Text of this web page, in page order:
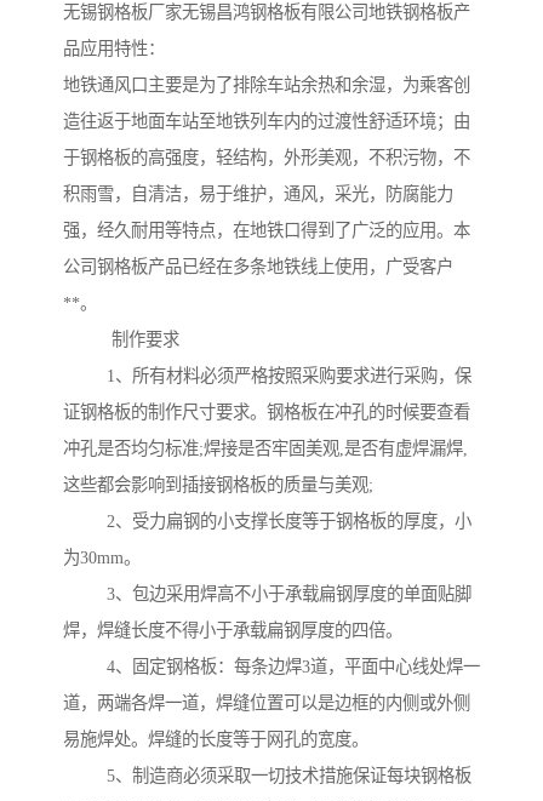
无锡钢格板厂家无锡昌鸿钢格板有限公司地铁钢格板产
品应用特性：
地铁通风口主要是为了排除车站余热和余湿，为乘客创
造往返于地面车站至地铁列车内的过渡性舒适环境；由
于钢格板的高强度，轻结构，外形美观，不积污物，不
积雨雪，自清洁，易于维护，通风，采光，防腐能力
强，经久耐用等特点，在地铁口得到了广泛的应用。本
公司钢格板产品已经在多条地铁线上使用，广受客户
**。
制作要求
1、所有材料必须严格按照采购要求进行采购，保
证钢格板的制作尺寸要求。钢格板在冲孔的时候要查看
冲孔是否均匀标准;焊接是否牢固美观,是否有虚焊漏焊,
这些都会影响到插接钢格板的质量与美观;
2、受力扁钢的小支撑长度等于钢格板的厚度，小
为30mm。
3、包边采用焊高不小于承载扁钢厚度的单面贴脚
焊，焊缝长度不得小于承载扁钢厚度的四倍。
4、固定钢格板：每条边焊3道，平面中心线处焊一
道，两端各焊一道，焊缝位置可以是边框的内侧或外侧
易施焊处。焊缝的长度等于网孔的宽度。
5、制造商必须采取一切技术措施保证每块钢格板